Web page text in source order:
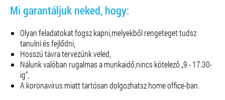
Mi garantáljuk neked, hogy:
Olyan feladatokat fogsz kapni,melyekből rengeteget tudsz
tanulni és fejlődni,
Hosszú távra tervezünk veled,
Nálunk valóban rugalmas a munkaidő,nincs kötelező „9 - 17.30-
ig”,
A koronavírus miatt tartósan dolgozhatsz home office-ban.